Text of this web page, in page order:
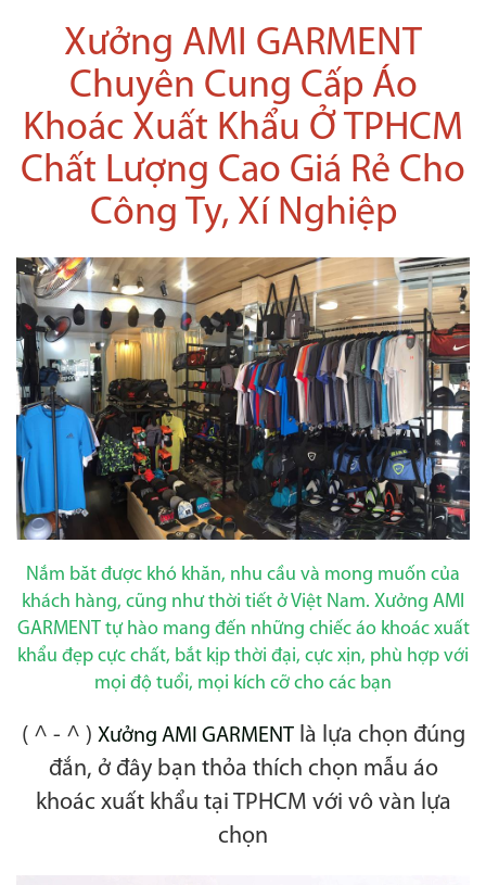
Xưởng AMI GARMENT
Chuyên Cung Cấp Áo
Khoác Xuất Khẩu Ở TPHCM
Chất Lượng Cao Giá Rẻ Cho
Công Ty, Xí Nghiệp
Nắm băt được khó khăn, nhu cầu và mong muốn của
khách hàng, cũng như thời tiết ở Việt Nam. Xưởng AMI
GARMENT tự hào mang đến những chiếc áo khoác xuất
khẩu đẹp cực chất, bắt kịp thời đại, cực xịn, phù hợp với
mọi độ tuổi, mọi kích cỡ cho các bạn
( ^ - ^ ) Xưởng AMI GARMENTlà lựa chọn đúng
đắn, ở đây bạn thỏa thích chọn mẫu áo
khoác xuất khẩu tại TPHCM với vô vàn lựa
chọn